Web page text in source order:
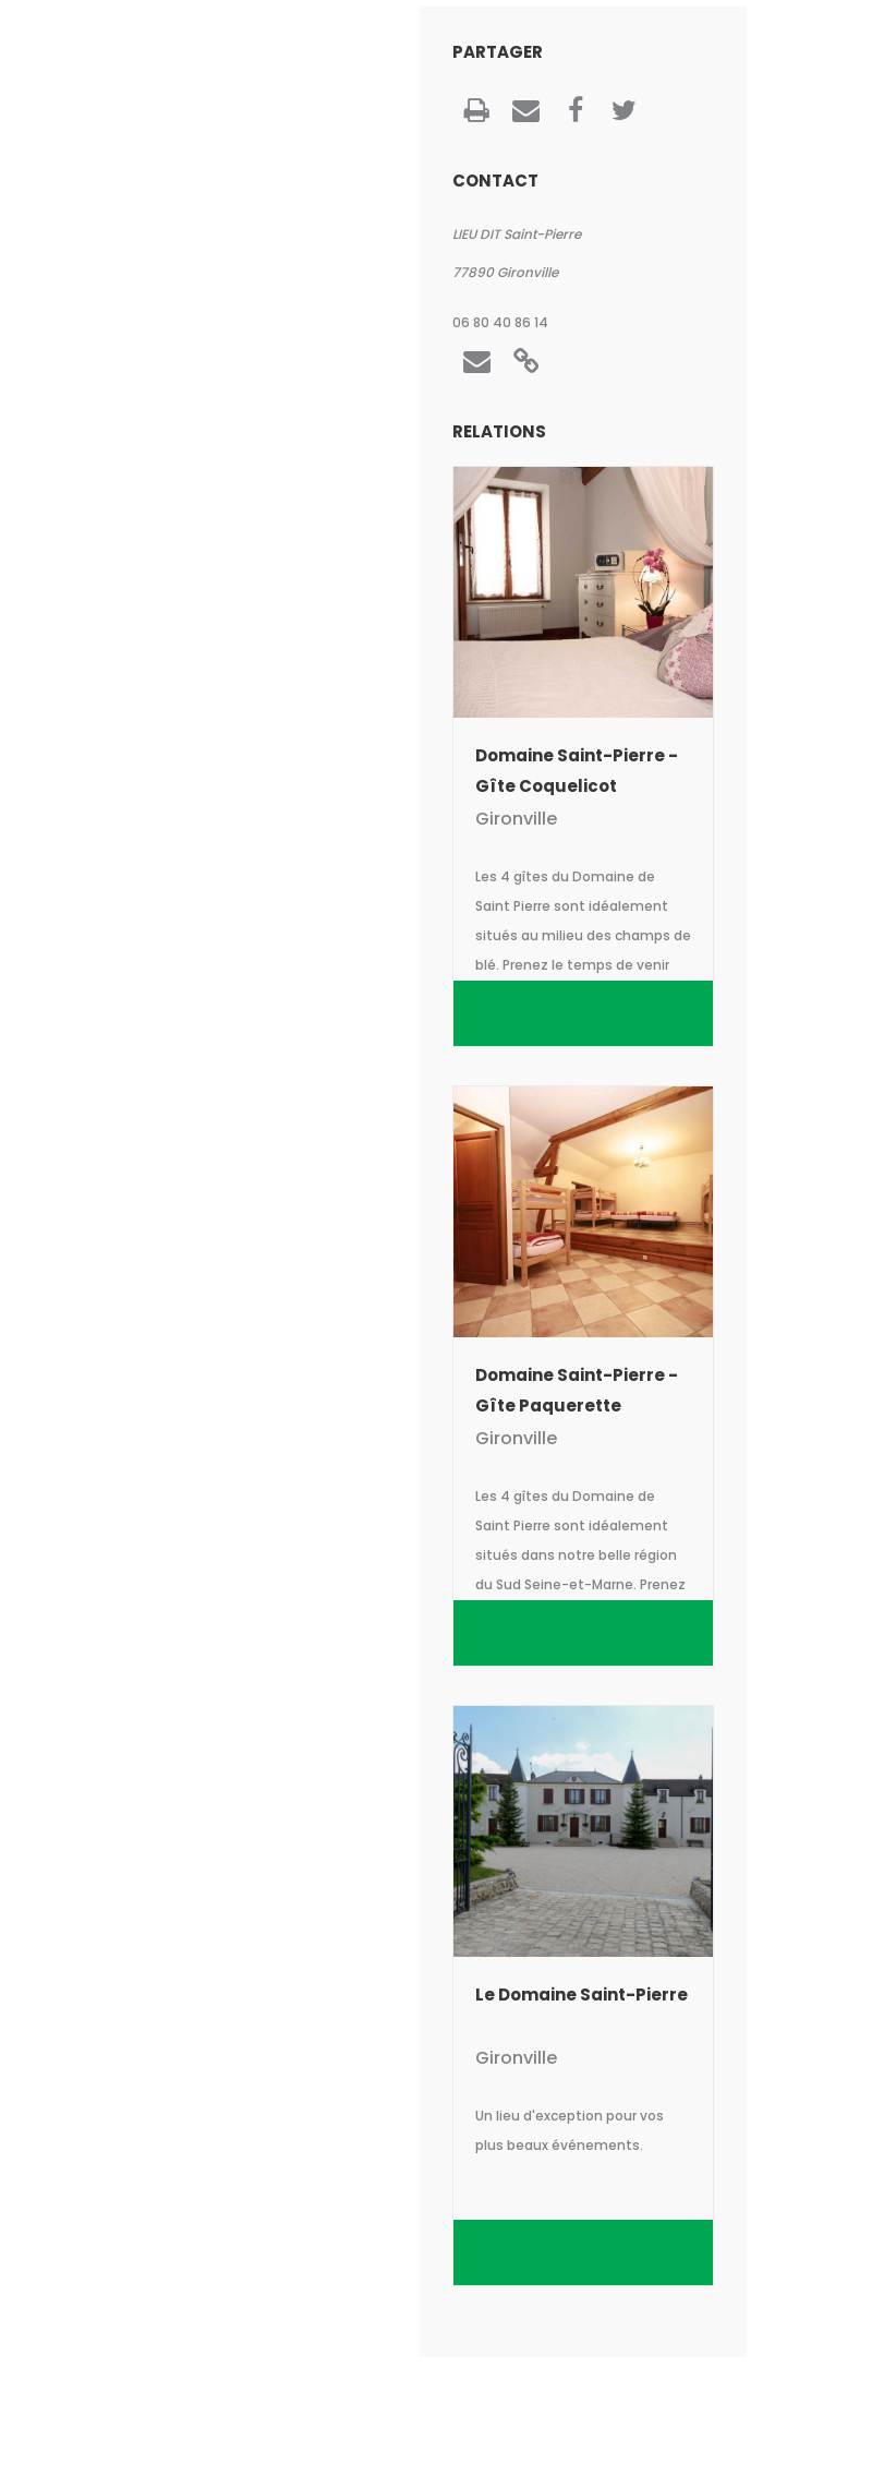
PARTAGER
CONTACT
LIEU DIT Saint-Pierre
77890 Gironville
06 80 40 86 14
RELATIONS
Domaine Saint-Pierre -
Gîte Coquelicot
Gironville
Les 4 gîtes du Domaine de
Saint Pierre sont idéalement
situés au milieu des champs de
blé. Prenez le temps de venir
campagne et de notre piscine
chauffée.
Domaine Saint-Pierre -
Gîte Paquerette
Gironville
Les 4 gîtes du Domaine de
Saint Pierre sont idéalement
situés dans notre belle région
du Sud Seine-et-Marne. Prenez
espace nature en pleine
Le Domaine Saint-Pierre
Gironville
Un lieu d'exception pour vos
plus beaux événements.